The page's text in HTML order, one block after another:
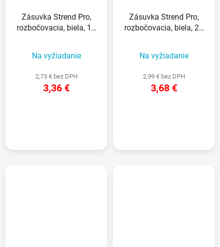
Zásuvka Strend Pro,
rozbočovacia, biela, 1×
Na vyžiadanie
2,73 € bez DPH
3,36 €
Zásuvka Strend Pro,
rozbočovacia, biela, 2×
Na vyžiadanie
2,99 € bez DPH
3,68 €